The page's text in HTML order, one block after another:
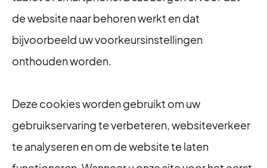
de website naar behoren werkt en dat
bijvoorbeeld uw voorkeursinstellingen
onthouden worden.
Deze cookies worden gebruikt om uw
gebruikservaring te verbeteren, websiteverkeer
te analyseren en om de website te laten